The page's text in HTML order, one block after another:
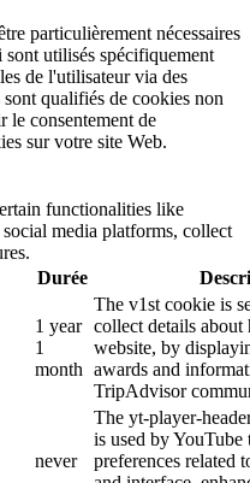
particulièrement nécessaires
utilisés spécifiquement
de l'utilisateur via des
sont qualifiés de cookies non
le consentement de
sur votre site Web.
functionalities like
media platforms, collect
Durée
1 year
1
month
The v1st cookie is
collect details
website, by
awards and
TripAdvisor
never
The yt-player-
is used by YouTube
preferences related